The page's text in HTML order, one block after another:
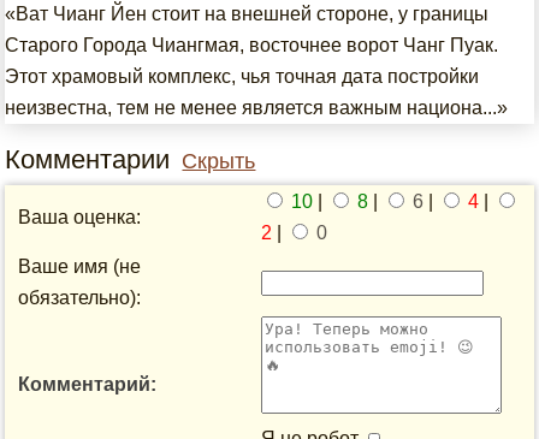
«Ват Чианг Йен стоит на внешней стороне, у границы
Старого Города Чиангмая, восточнее ворот Чанг Пуак.
Этот храмовый комплекс, чья точная дата постройки
неизвестна, тем не менее является важным национа...»
Комментарии Скрыть
Ваша оценка:
10 8 6 4
2
0
Ваше имя (не
обязательно):
Комментарий: